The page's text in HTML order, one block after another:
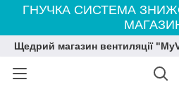
ГНУЧКА СИСТЕМА
Щедрий магазин вентиляції